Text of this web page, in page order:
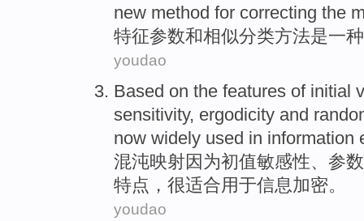
new method for correcting the
特征参数和相似分类方法是一种
youdao
Based on the features of initial
sensitivity, ergodicity and
now widely used in information
混沌映射因为初值敏感性、 参数
特点 ，很适合用于信息加密。
youdao